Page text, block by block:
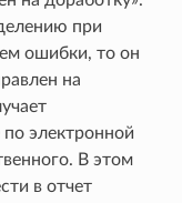
при
ошибки, то он
на
электронной
В этом
в отчет